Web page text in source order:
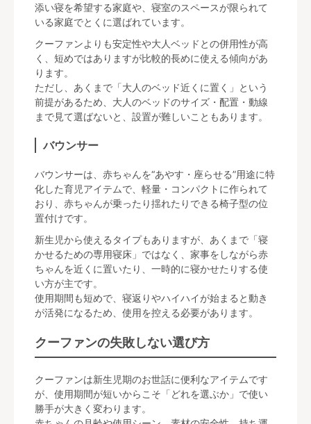
添い寝を希望する家庭や、寝室のスペースが限られて
いる家庭でとくに選ばれています。
クーファンよりも安定性や大人ベッドとの併用性が高
く、短めではありますが比較的長めに使える傾向があ
ります。
ただし、あくまで「大人のベッド近くに置く」という
前提があるため、大人のベッドのサイズ・配置・動線
まで見て選ばないと、設置が難しいこともあります。
バウンサー
バウンサーは、赤ちゃんを“あやす・座らせる”用途に特
化した育児アイテムで、軽量・コンパクトに作られて
おり、赤ちゃんが乗ったり揺れたりできる椅子型の位
置付けです。
新生児から使えるタイプもありますが、あくまで「寝
かせるための専用寝床」ではなく、家事をしながら赤
ちゃんを近くに置いたり、一時的に寝かせたりする使
い方が主です。
使用期間も短めで、寝返りやハイハイが始まると動き
が活発になるため、使用を控える必要があります。
クーファンの失敗しない選び方
クーファンは新生児期のお世話に便利なアイテムです
が、使用期間が短いからこそ「どれを選ぶか」で使い
勝手が大きく変わります。